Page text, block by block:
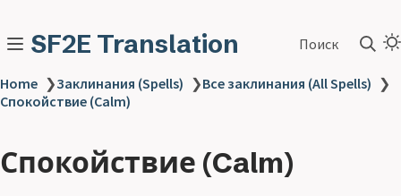
SF2E Translation Поиск
Home ❯Заклинания (Spells) ❯Все заклинания (All Spells) ❯
Спокойствие (Calm)
Спокойствие (Calm)